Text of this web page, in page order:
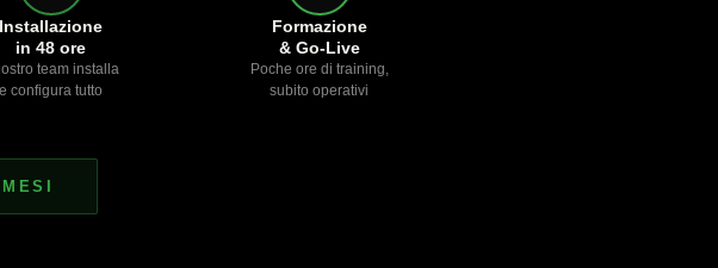
Installazione
in 48 ore
team installa
e configura tutto
Formazione
& Go-Live
Poche ore di training,
subito operativi